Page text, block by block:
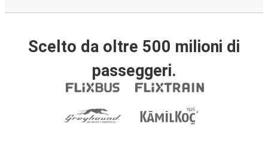
Scelto da oltre 500 milioni di
passeggeri.